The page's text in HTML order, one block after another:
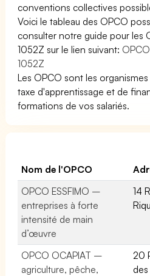
conventions collectives
Voici le tableau des OPCO
consulter notre guide pour les
1052Z sur le lien suivant:
1052Z
Les OPCO sont les
taxe d'apprentissage et de
formations de vos salariés.
Nom de l'OPCO
OPCO ESSFIMO –
entreprises à forte
intensité de main
d’œuvre
14
OPCO OCAPIAT –
agriculture, pêche,
20